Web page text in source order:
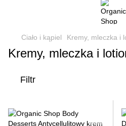
Ciało i kąpiel Kremy, mleczka i
Kremy, mleczka i
Filtr